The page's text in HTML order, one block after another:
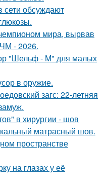
обсуждают
мира, вырвав
- 2026.
"Шельф - М" для малых
в оружие.
загс: 22-летняя
в хирургии - шов
матрасный шов.
пространстве
на глазах у её